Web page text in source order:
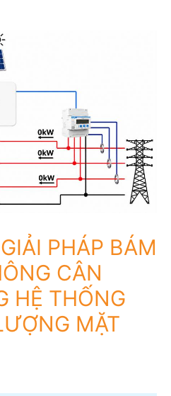
PHÁP BÁM
CÂN
HỆ THỐNG
MẶT